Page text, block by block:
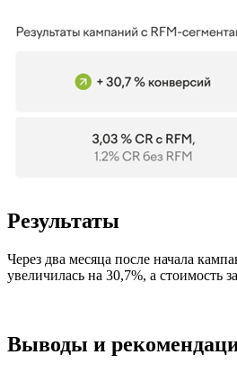
Результаты
Через два месяца после начала
увеличилась на 30,7%, а стоимость
Выводы и